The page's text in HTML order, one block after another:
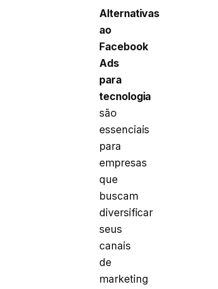
Alternativas
ao
Facebook
Ads
para
tecnologia
são
essenciais
para
empresas
que
buscam
diversificar
seus
canais
de
marketing